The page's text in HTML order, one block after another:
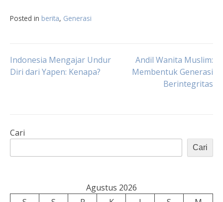
Posted in berita, Generasi
Navigasi
Indonesia Mengajar Undur
Diri dari Yapen: Kenapa?
Andil Wanita Muslim:
Membentuk Generasi
Berintegritas
Cari
Cari
Agustus 2026